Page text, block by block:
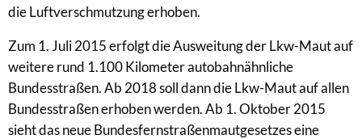
die Luftverschmutzung erhoben.
Zum 1. Juli 2015 erfolgt die Ausweitung der Lkw-Maut auf
weitere rund 1.100 Kilometer autobahnähnliche
Bundesstraßen. Ab 2018 soll dann die Lkw-Maut auf allen
Bundesstraßen erhoben werden. Ab 1. Oktober 2015
sieht das neue Bundesfernstraßenmautgesetzes eine